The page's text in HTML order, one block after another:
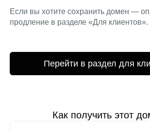
Если вы хотите сохранить домен —
продление в разделе «Для клиентов».
Перейти в раздел для
Как получить этот